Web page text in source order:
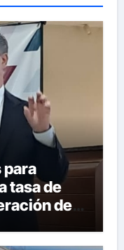
para
tasa de
de